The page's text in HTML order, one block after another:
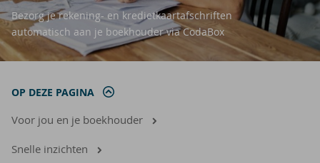
Bezorg je rekening- en kredietkaartafschriften
automatisch aan je boekhouder via CodaBox
OP DEZE PAGINA
Voor jou en je boekhouder
Snelle inzichten